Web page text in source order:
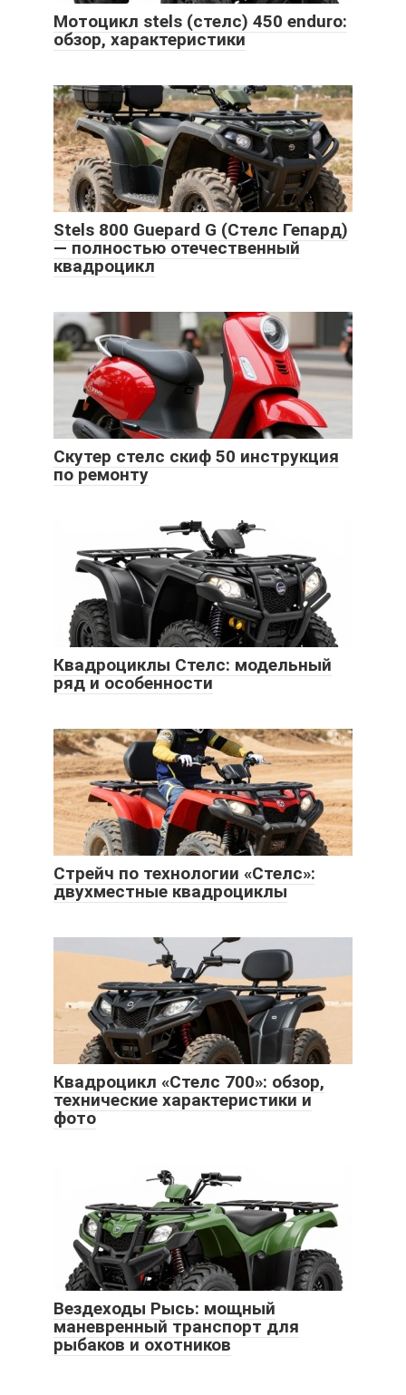
Мотоцикл stels (стелс) 450 enduro:
обзор, характеристики
Stels 800 Guepard G (Стелс Гепард)
— полностью отечественный
квадроцикл
Скутер стелс скиф 50 инструкция
по ремонту
Квадроциклы Стелс: модельный
ряд и особенности
Стрейч по технологии «Стелс»:
двухместные квадроциклы
Квадроцикл «Стелс 700»: обзор,
технические характеристики и
фото
Вездеходы Рысь: мощный
маневренный транспорт для
рыбаков и охотников